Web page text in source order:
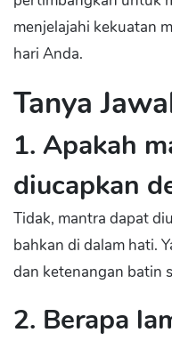
menjelajahi kekuatan
hari Anda.
Tanya
1. Apakah
diucapkan
Tidak, mantra dapat
bahkan di dalam hati.
dan ketenangan batin
2. Berapa